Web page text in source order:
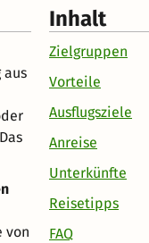
aus
von
Inhalt
Zielgruppen
Vorteile
Ausflugsziele
Anreise
Unterkünfte
Reisetipps
FAQ